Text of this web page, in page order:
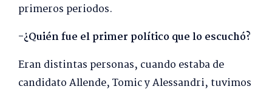
primeros periodos.
-¿Quién fue el primer político que lo escuchó?
Eran distintas personas, cuando estaba de
candidato Allende, Tomic y Alessandri, tuvimos